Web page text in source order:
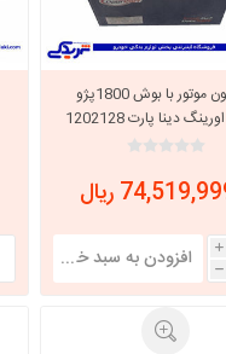
پیستون موتور با بوش 1800پژو
i
h